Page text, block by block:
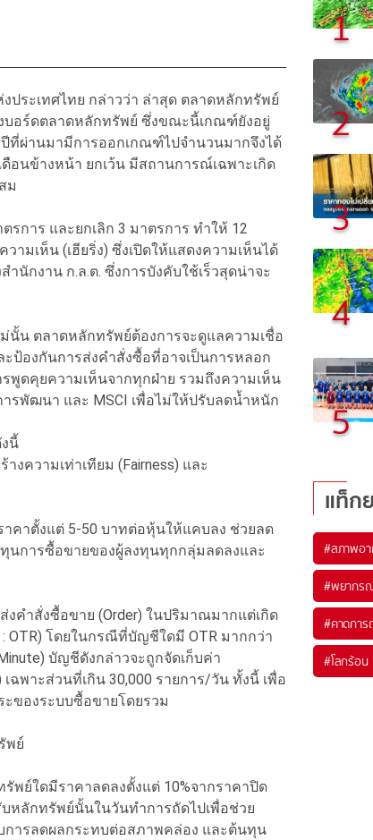
ระเทศไทย กล่าวว่า ล่าสุด ตลาดหลักทรัพย์
อร์ดตลาดหลักทรัพย์ ซึ่งขณะนี้เกณฑ์ยังอยู่
ปีที่ผ่านมามีการออกเกณฑ์ไปจำนวนมากจึงได้
อนข้างหน้า ยกเว้น มีสถานการณ์เฉพาะเกิด
ม
การ และยกเลิก 3 มาตรการ ทำให้ 12
ามเห็น (เฮียริ่ง) ซึ่งเปิดให้แสดงความเห็นได้
นักงาน ก.ล.ต. ซึ่งการบังคับใช้เร็วสุดน่าจะ
นั้น ตลาดหลักทรัพย์ต้องการจะดูแลความเชื่อ
ป้องกันการส่งคำสั่งซื้อที่อาจเป็นการหลอก
พูดคุยความเห็นจากทุกฝ่าย รวมถึงความเห็น
ารพัฒนา และ MSCI เพื่อไม่ให้ปรับลดน้ำหนัก
นี้
ความเท่าเทียม (Fairness) และ
คาตั้งแต่ 5-50 บาทต่อหุ้นให้แคบลง ช่วยลด
นการซื้อขายของผู้ลงทุนทุกกลุ่มลดลงและ
งคำสั่งซื้อขาย (Order) ในปริมาณมากแต่เกิด
: OTR) โดยในกรณีที่บัญชีใดมี OTR มากกว่า
บัญชีดังกล่าวจะถูกจัดเก็บค่า
ฉพาะส่วนที่เกิน 30,000 รายการ/วัน ทั้งนี้ เพื่อ
ของระบบซื้อขายโดยรวม
พย์
พย์ใดมีราคาลดลงตั้งแต่ 10%จากราคาปิด
หลักทรัพย์นั้นในวันทำการถัดไปเพื่อช่วย
ารลดผลกระทบต่อสภาพคล่อง และต้นทุน
1
2
3
4
5
แท็ก
#สภาพอ
#พยากร
#คาดกา
#โลกร้อน